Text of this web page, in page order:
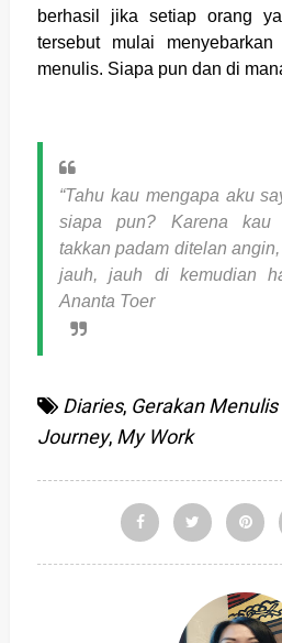
berhasil jika setiap orang
tersebut mulai
menulis. Siapa pun dan di
“Tahu kau mengapa aku
siapa pun? Karena kau
takkan padam ditelan
jauh, jauh di kemudian
Ananta Toer
Diaries, Gerakan
Journey, My Work